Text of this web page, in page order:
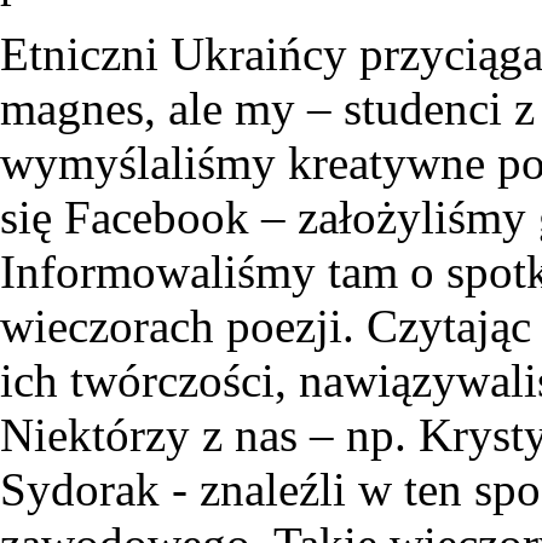
Etniczni Ukraińcy
magnes, ale my – studenci
wymyślaliśmy kreatywne
się Facebook –
Informowaliśmy tam o
wieczorach poezji.
ich twórczości,
Niektórzy z nas – np.
Sydorak - znaleźli w ten